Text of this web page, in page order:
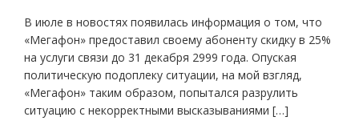
В июле в новостях появилась информация о том, что
«Мегафон» предоставил своему абоненту скидку в 25%
на услуги связи до 31 декабря 2999 года. Опуская
политическую подоплеку ситуации, на мой взгляд,
«Мегафон» таким образом, попытался разрулить
ситуацию с некорректными высказываниями […]